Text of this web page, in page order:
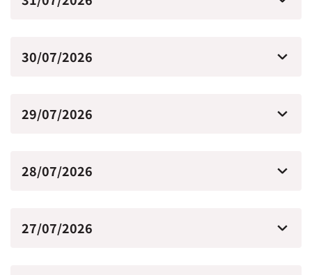
30/07/2026
29/07/2026
28/07/2026
27/07/2026